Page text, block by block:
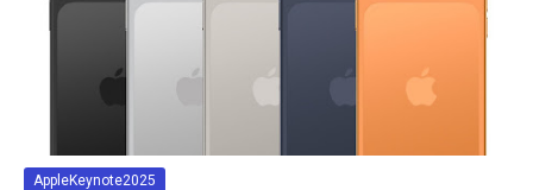
AppleKeynote2025